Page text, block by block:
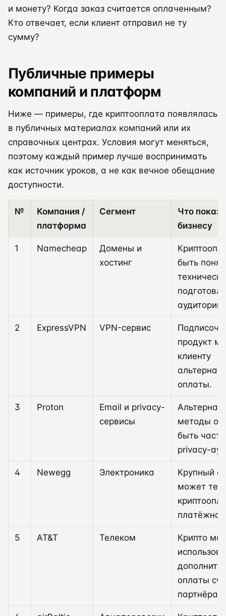
и монету? Когда заказ считается оплаченным?
Кто отвечает, если клиент отправил не ту
сумму?
Публичные примеры
компаний и платформ
Ниже — примеры, где криптооплата появлялась
в публичных материалах компаний или их
справочных центрах. Условия могут меняться,
поэтому каждый пример лучше воспринимать
как источник уроков, а не как вечное обещание
доступности.
№
Компания /
платформа
Сегмент
Что
бизнесу
1 Namecheap
Домены и
хостинг
быть
технически
аудитории.
2 ExpressVPN VPN-сервис
продукт
клиенту
оплаты.
3 Proton
Email и privacy-
сервисы
методы
быть
privacy-
4 Newegg Электроника
Крупный
может
5 AT&T Телеком
Крипто
оплаты
партнёра.